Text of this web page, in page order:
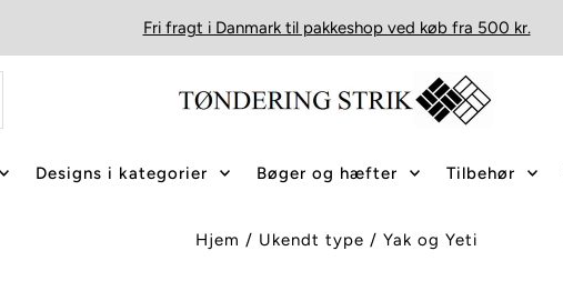
Fri fragt i Danmark til pakkeshop ved køb fra 500 kr.
Designs i kategorier Bøger og hæfter Tilbehør
Hjem / Ukendt type / Yak og Yeti